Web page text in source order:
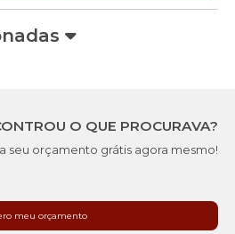
O QUE PROCURAVA?
seu orçamento grátis agora mesmo!
meu orçamento